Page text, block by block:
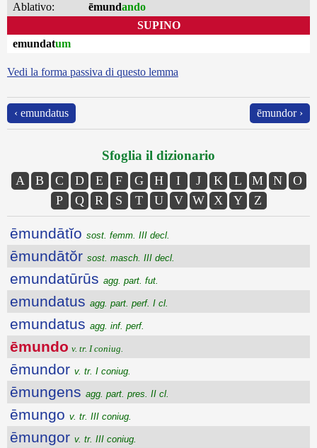
Ablativo:
ēmundando
SUPINO
emundatum
Vedi la forma passiva di questo lemma
‹ emundatus ēmundor ›
Sfoglia il dizionario
A B C D E F G H I J K L M N
O
P
Q R S T U V W X Y Z
ēmundātĭo sost. femm. III decl.
ēmundātŏr sost. masch. III decl.
emundatūrūs agg. part. fut.
emundatus agg. part. perf. I cl.
emundatus agg. inf. perf.
ēmundo v. tr. I coniug.
ēmundor v. tr. I coniug.
ēmungens agg. part. pres. II cl.
ēmungo v. tr. III coniug.
ēmungor v. tr. III coniug.